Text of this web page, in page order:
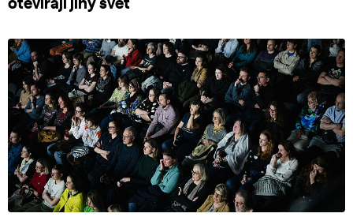
otevírají jiný svět